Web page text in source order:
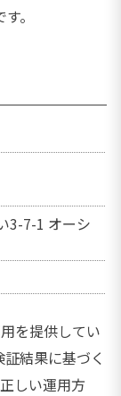
。
3-7-1 オーシ
を提供してい
結果に基づく
しい運用方